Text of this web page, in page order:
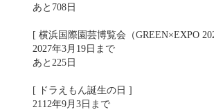
あと708日
[ 横浜国際園芸博覧会（GREEN×EXPO
2027年3月19日まで
あと225日
[ ドラえもん誕生の日 ]
2112年9月3日まで